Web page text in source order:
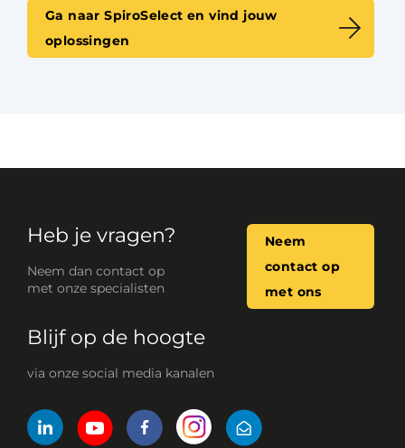
Ga naar SpiroSelect en vind jouw
oplossingen
Heb je vragen?
Neem dan contact op
met onze specialisten
Neem
contact op
met ons
Blijf op de hoogte
via onze social media kanalen